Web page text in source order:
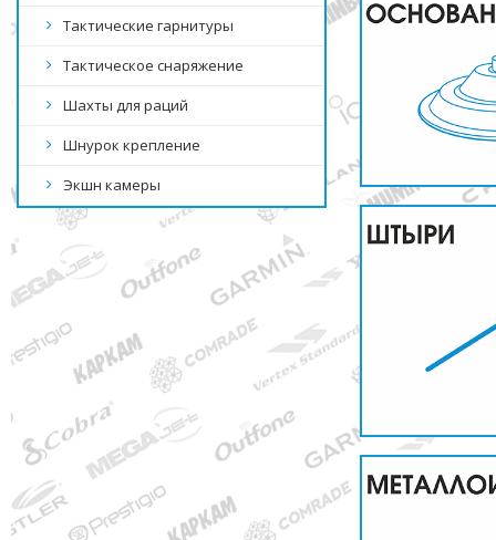
Тактические гарнитуры
Тактическое снаряжение
Шахты для раций
Шнурок крепление
Экшн камеры